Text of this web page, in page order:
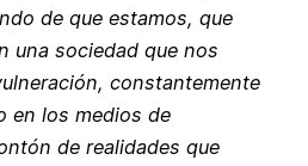
de que estamos, que
una sociedad que nos
constantemente
en los medios de
de realidades que